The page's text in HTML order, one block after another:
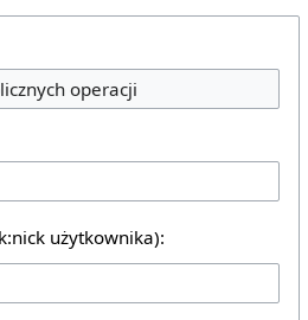
operacji
użytkownika):